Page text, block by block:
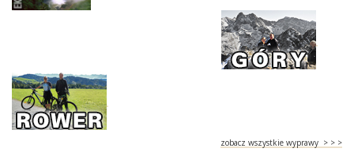
zobacz wszystkie wyprawy > > >